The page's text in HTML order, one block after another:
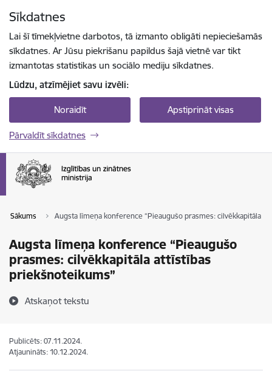
Sīkdatnes
Lai šī tīmekļvietne darbotos, tā izmanto obligāti nepieciešamās
sīkdatnes. Ar Jūsu piekrišanu papildus šajā vietnē var tikt
izmantotas statistikas un sociālo mediju sīkdatnes.
Lūdzu, atzīmējiet savu izvēli:
Noraidīt Apstiprināt visas
Pārvaldīt sīkdatnes
Sākums Augsta līmeņa konference “Pieaugušo prasmes: cilvēkkapitāla
Augsta līmeņa konference “Pieaugušo
prasmes: cilvēkkapitāla attīstības
priekšnoteikums”
Atskaņot tekstu
Publicēts: 07.11.2024.
Atjaunināts: 10.12.2024.